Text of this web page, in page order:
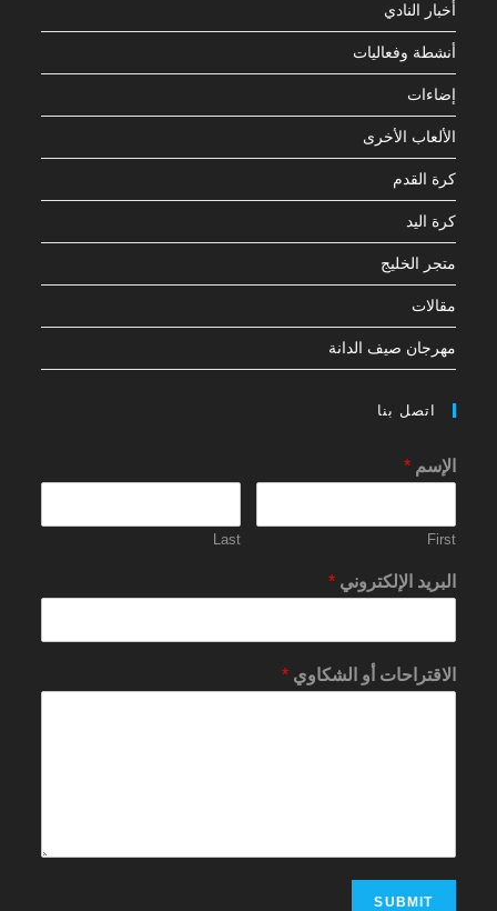
أخبار النادي
أنشطة وفعاليات
إضاءات
الألعاب الأخرى
كرة القدم
كرة اليد
متجر الخليج
مقالات
مهرجان صيف الدانة
اتصل بنا
الإسم*
First
Last
البريد الإلكتروني*
الاقتراحات أو الشكاوي*
SUBMIT